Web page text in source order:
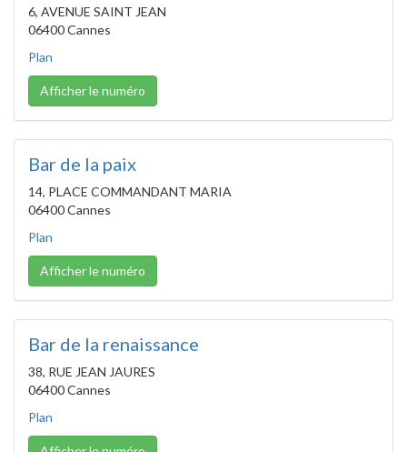
6, AVENUE SAINT JEAN
06400 Cannes
Plan
Afficher le numéro
Bar de la paix
14, PLACE COMMANDANT MARIA
06400 Cannes
Plan
Afficher le numéro
Bar de la renaissance
38, RUE JEAN JAURES
06400 Cannes
Plan